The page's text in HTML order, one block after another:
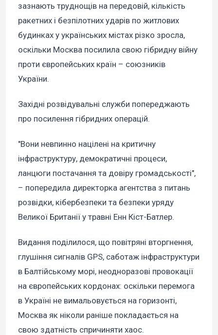
зазнають труднощів на передовій, кількість
ракетних і безпілотних ударів по житлових
будинках у українських містах різко зросла,
оскільки Москва посилила свою гібридну війну
проти європейських країн – союзників
України.
Західні розвідувальні служби попереджають
про посилення гібридних операцій.
"Вони невпинно націлені на критичну
інфраструктуру, демократичні процеси,
ланцюги постачання та довіру громадськості",
– попередила директорка агентства з питань
розвідки, кібербезпеки та безпеки уряду
Великої Британії у травні Енн Кіст-Батлер.
Видання поділилося, що повітряні вторгнення,
глушіння сигналів GPS, саботаж інфраструктури
в Балтійському морі, неодноразові провокації
на європейських кордонах: оскільки перемога
в Україні не вимальовується на горизонті,
Москва як ніколи раніше покладається на
свою здатність спричиняти хаос.